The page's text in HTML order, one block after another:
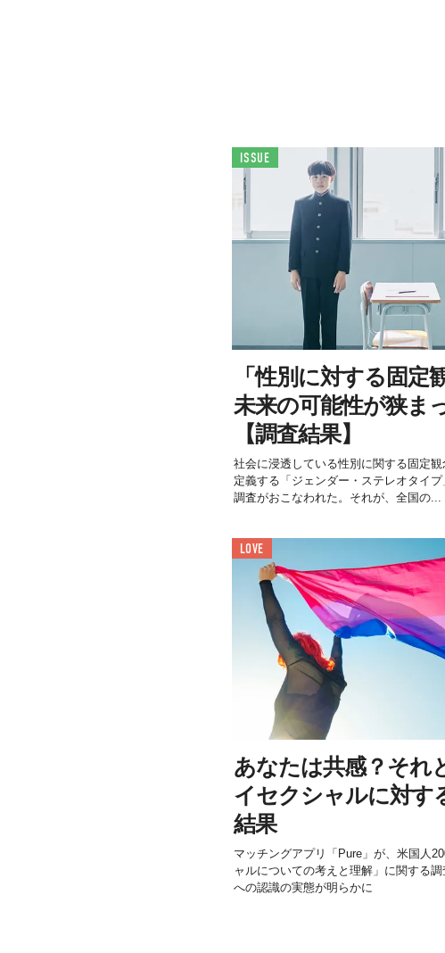
ISSUE
「性別に対する固定
未来の可能性が狭ま
【調査結果】
社会に浸透している性別に関する固定
定義する「ジェンダー・ステレオタイ
調査がおこなわれた。それが、全国の...
LOVE
あなたは共感？それ
イセクシャルに対す
結果
マッチングアプリ「Pure」が、米国人
ャルについての考えと理解」に関する
への認識の実態が明らかに